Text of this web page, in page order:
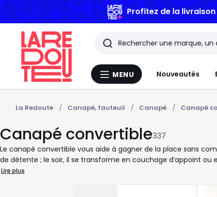
Menu
MENU Nouveautés
Rechercher
Les
derniers
articles
consultés
La Redoute Canapé, fauteuil Canapé Canapé
Canapé convertible337
Le canapé convertible vous aide à gagner de la place sans
de détente ; le soir, il se transforme en couchage d’appoint ou
vous recevez souvent, si vous aménagez un studio ou si vous
Lire plus